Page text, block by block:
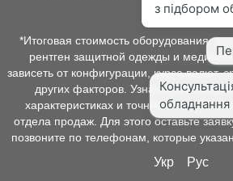
*Итоговая стоимость оборудования,
рентген защитной одежды и
зависеть от конфигурации, курса валют,
других факторов. Узнать о наличии
характеристиках и точной стоимости
отдела продаж. Для этого оставьте
позвоните по телефонам, которые
Укр Рус